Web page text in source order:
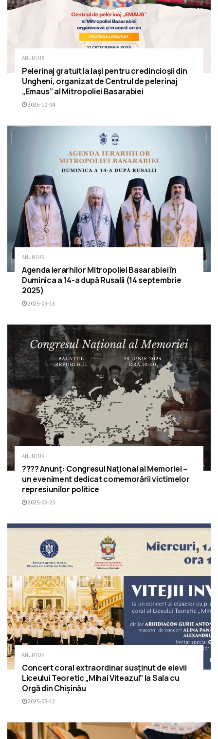
ANUNȚURI
Pelerinaj gratuit la Iași pentru credincioșii din
Ungheni, organizat de Centrul de pelerinaj
„Emaus” al Mitropoliei Basarabiei
2025-10-04
ANUNȚURI
Agenda ierarhilor Mitropoliei Basarabiei în
Duminica a 14-a după Rusalii (14 septembrie
2025)
2025-09-13
ANUNȚURI
???? Anunț: Congresul Național al Memoriei –
un eveniment dedicat comemorării victimelor
represiunilor politice
2025-06-25
ANUNȚURI
Concert coral extraordinar susținut de elevii
Liceului Teoretic „Mihai Viteazul” la Sala cu
Orgă din Chișinău
2025-05-12